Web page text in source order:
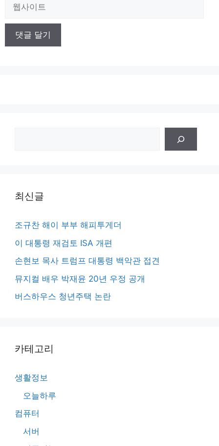
최신글
조규찬 해이 부부 해피투게더
이 대통령 재검토 ISA 개편
손현보 목사 트럼프 대통령 백악관 접견
뮤지컬 배우 박재윤 20년 우정 공개
버스하우스 청년주택 논란
카테고리
생활정보
오늘하루
컴퓨터
서버